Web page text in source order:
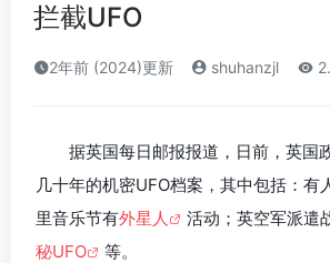
拦截UFO
2年前 (2024)更新 shuhanzjl
据英国每日邮报报道，日前，英国
几十年的机密UFO档案，其中包括：有
里音乐节有外星人 活动；英空军派遣
秘UFO
等。